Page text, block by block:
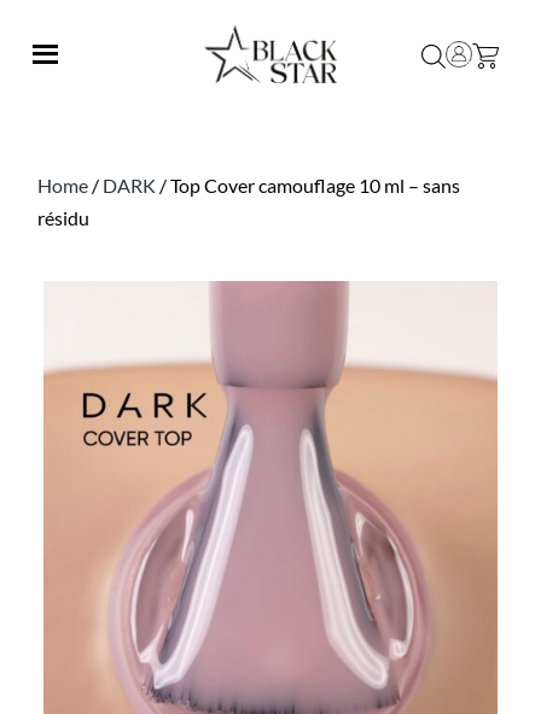
Home / DARK / Top Cover camouflage 10 ml – sans
résidu